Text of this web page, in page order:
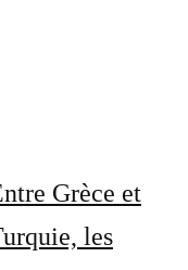
Grèce et
les